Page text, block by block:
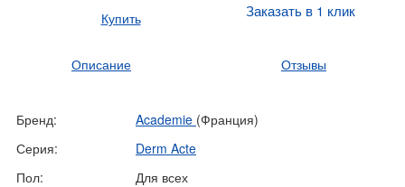
Купить Заказать в 1 клик
Описание Отзывы
Бренд: Academie (Франция)
Серия:
Derm Acte
Пол:
Для всех